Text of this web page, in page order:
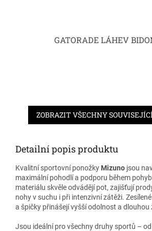
GATORADE LÁHEV
ZOBRAZIT VŠECHNY
Detailní popis produktu
Kvalitní sportovní ponožky Mizuno jsou
maximální pohodlí a podporu během
materiálu skvěle odvádějí pot, zajišťují
nohy v suchu i při intenzivní zátěži.
a špičky přinášejí vyšší odolnost a dlouhou
Jsou ideální pro všechny druhy sportů –